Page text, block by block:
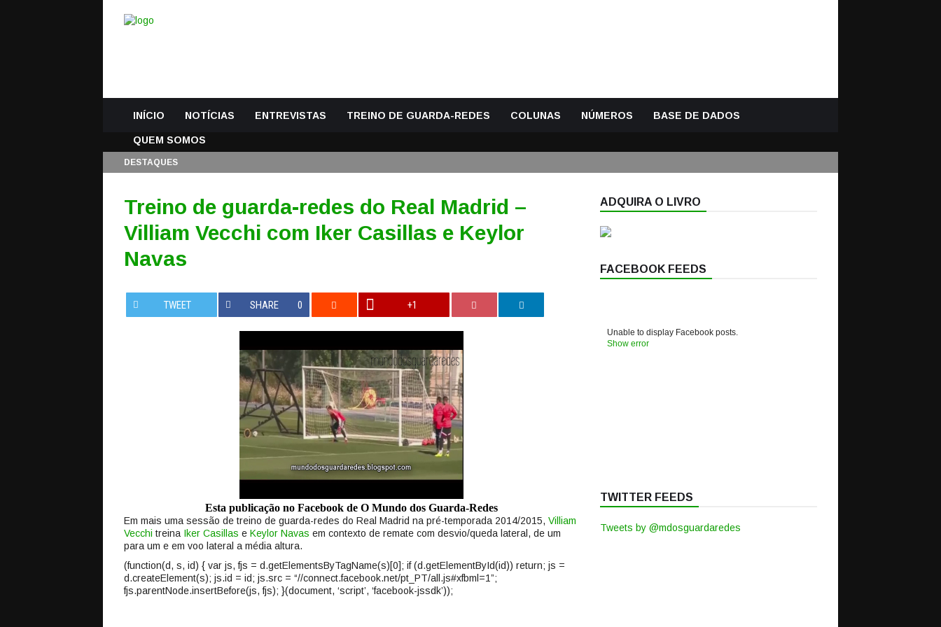
INÍCIO NOTÍCIAS ENTREVISTAS TREINO DE GUARDA-REDES COLUNAS NÚMEROS BASE DE DADOS
QUEM SOMOS
DESTAQUES
Treino de guarda-redes do Real Madrid –
Villiam Vecchi com Iker Casillas e Keylor
Navas
TWEET SHARE 0 +1
Esta publicação no Facebook de O Mundo dos Guarda-Redes
Em mais uma sessão de treino de guarda-redes do Real Madrid na pré-temporada 2014/2015, Villiam
Vecchi treina Iker Casillas e Keylor Navas em contexto de remate com desvio/queda lateral, de um
para um e em voo lateral a média altura.
(function(d, s, id) { var js, fjs = d.getElementsByTagName(s)[0]; if (d.getElementById(id)) return; js =
d.createElement(s); js.id = id; js.src = “//connect.facebook.net/pt_PT/all.js#xfbml=1”;
fjs.parentNode.insertBefore(js, fjs); }(document, ‘script’, ‘facebook-jssdk’));
ADQUIRA O LIVRO
FACEBOOK FEEDS
Unable to display Facebook posts.
Show error
TWITTER FEEDS
Tweets by @mdosguardaredes